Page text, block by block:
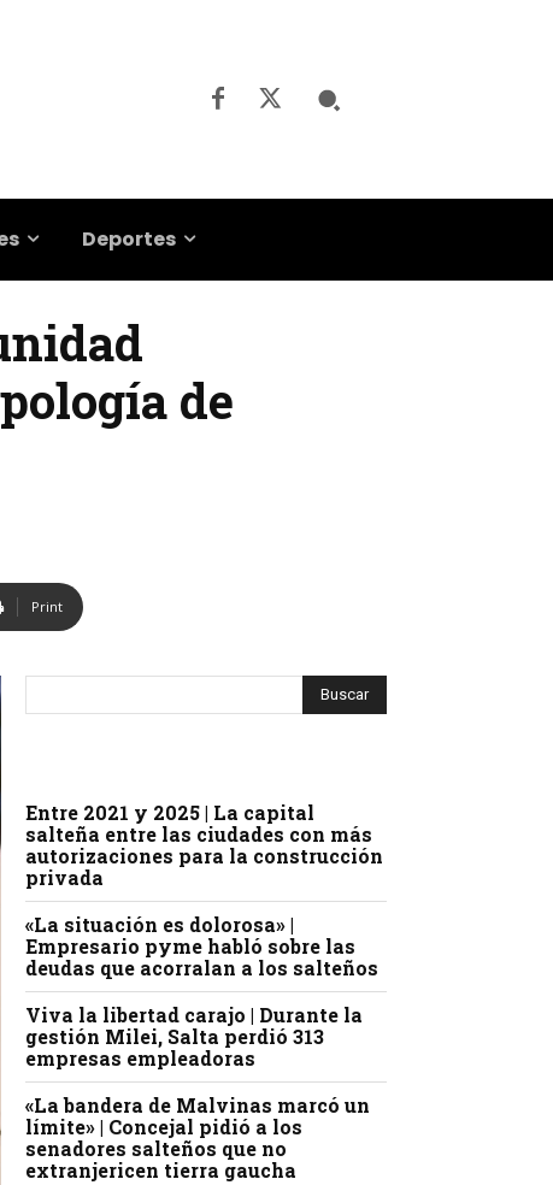
Deportes
de
Print
Entre 2021 y 2025 | La capital
salteña entre las ciudades con más
autorizaciones para la construcción
privada
«La situación es dolorosa» |
Empresario pyme habló sobre las
deudas que acorralan a los salteños
Viva la libertad carajo | Durante la
gestión Milei, Salta perdió 313
empresas empleadoras
«La bandera de Malvinas marcó un
límite» | Concejal pidió a los
senadores salteños que no
extranjericen tierra gaucha